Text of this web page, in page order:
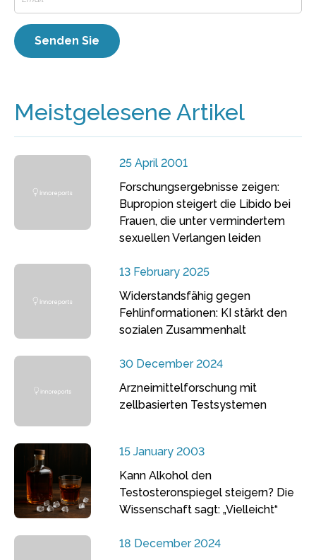
Meistgelesene Artikel
25 April 2001
Forschungsergebnisse zeigen:
Bupropion steigert die Libido bei
Frauen, die unter vermindertem
sexuellen Verlangen leiden
13 February 2025
Widerstandsfähig gegen
Fehlinformationen: KI stärkt den
sozialen Zusammenhalt
30 December 2024
Arzneimittelforschung mit
zellbasierten Testsystemen
15 January 2003
Kann Alkohol den
Testosteronspiegel steigern? Die
Wissenschaft sagt: „Vielleicht“
18 December 2024